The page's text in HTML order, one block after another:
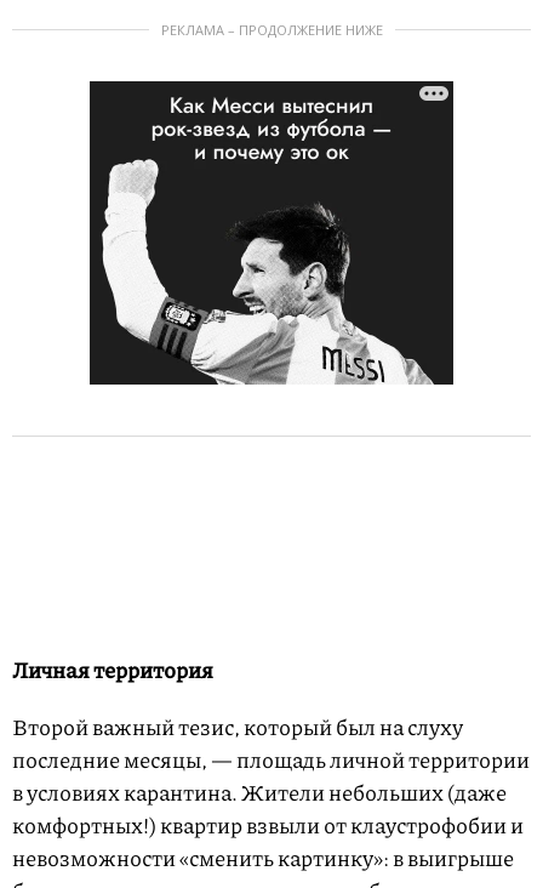
РЕКЛАМА – ПРОДОЛЖЕНИЕ НИЖЕ
Личная территория
Второй важный тезис, который был на слуху
последние месяцы, — площадь личной территории
в условиях карантина. Жители небольших (даже
комфортных!) квартир взвыли от клаустрофобии и
невозможности «сменить картинку»: в выигрыше